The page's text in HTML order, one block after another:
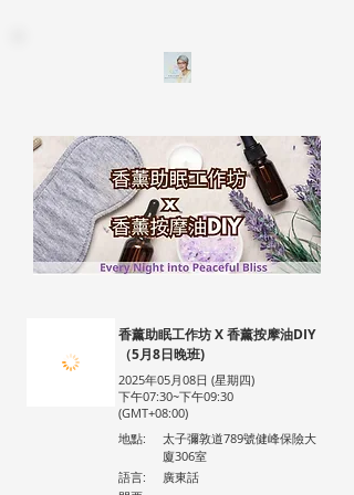
香薰助眠工作坊 X 香薰按摩油DIY
（5月8日晚班)
2025年05月08日 (星期四)
下午07:30~下午09:30
(GMT+08:00)
地點:
太子彌敦道789號健峰保險大
廈306室
語言:
廣東話